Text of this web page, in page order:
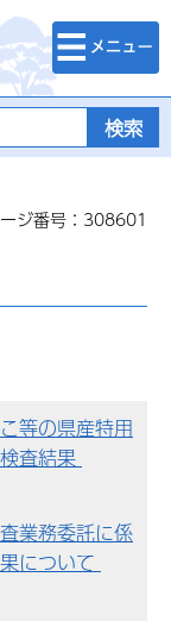
検索・メニュ
ー
ジ番号：308601
等の県産特用
査結果
業務委託に係
について